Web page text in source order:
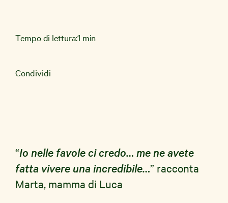
Aziende
Tempo di lettura:1 min
Condividi
“Io nelle favole ci credo… me ne avete
fatta vivere una incredibile…” racconta
Marta, mamma di Luca